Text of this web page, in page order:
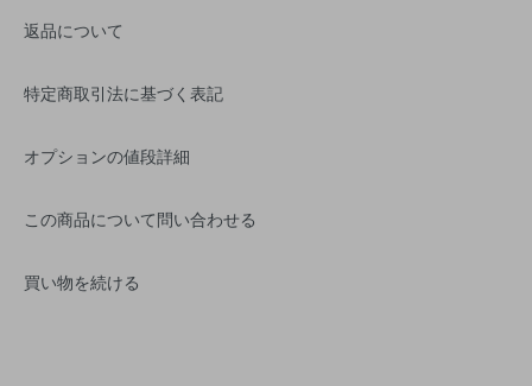
返品について
特定商取引法に基づく表記
オプションの値段詳細
この商品について問い合わせる
買い物を続ける